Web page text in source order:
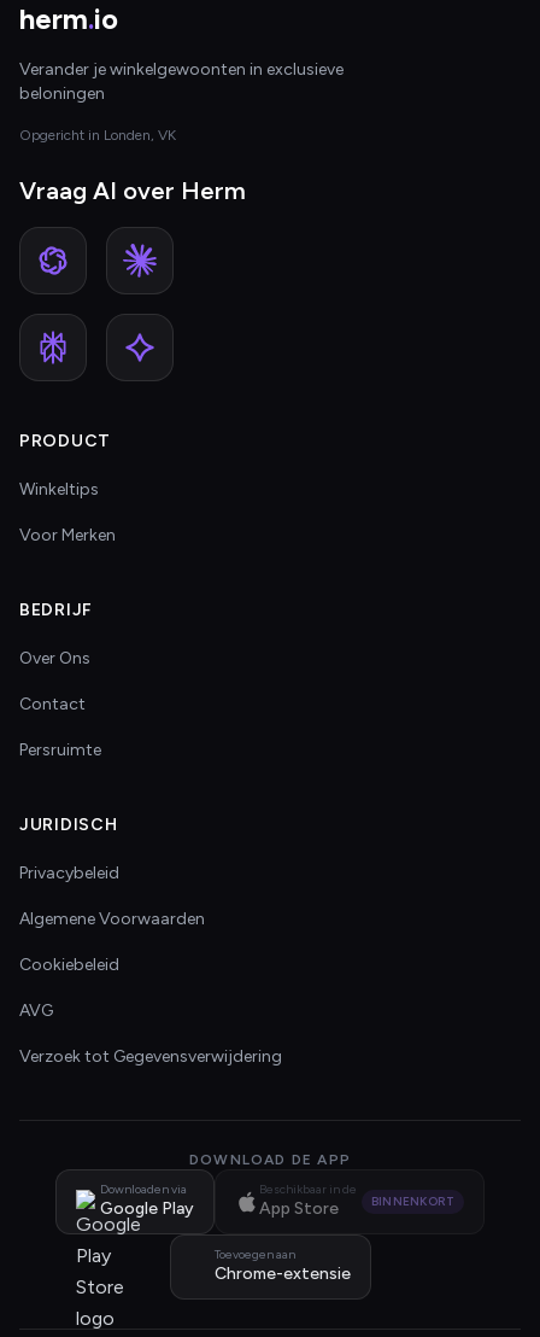
herm.io
Verander je winkelgewoonten in exclusieve
beloningen
Opgericht in Londen, VK
Vraag AI over Herm
PRODUCT
Winkeltips
Voor Merken
BEDRIJF
Over Ons
Contact
Persruimte
JURIDISCH
Privacybeleid
Algemene Voorwaarden
Cookiebeleid
AVG
Verzoek tot Gegevensverwijdering
DOWNLOAD DE APP
Downloaden via
Google Play
Beschikbaar in de
App Store BINNENKORT
Toevoegen aan
Chrome-extensie